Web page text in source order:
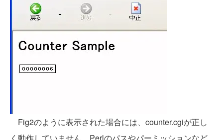
Fig2のように表示された場合には、counter.cgiが正し
く動作していません。Perlのパスやパーミッションなど